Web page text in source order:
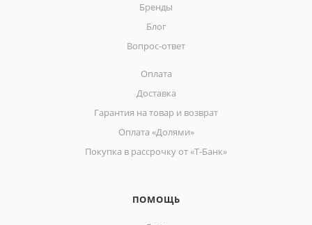
Бренды
Блог
Вопрос-ответ
Оплата
Доставка
Гарантия на товар и возврат
Оплата «Долями»
Покупка в рассрочку от «Т-Банк»
ПОМОЩЬ